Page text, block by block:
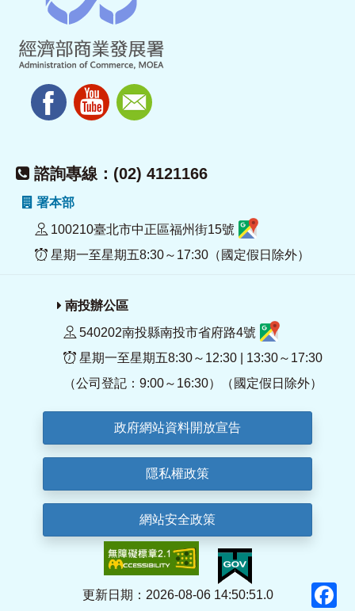
諮詢專線：(02) 4121166
署本部
100210臺北市中正區福州街15號
星期一至星期五8:30～17:30（國定假日除外）
南投辦公區
540202南投縣南投市省府路4號
星期一至星期五8:30～12:30 | 13:30～17:30
（公司登記：9:00～16:30）（國定假日除外）
政府網站資料開放宣告
隱私權政策
網站安全政策
更新日期：2026-08-06 14:50:51.0